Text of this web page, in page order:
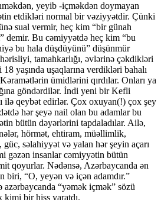
yeyib -içməkdən doymayan
etdikləri normal bir vəziyyətdir. Çünki
sual vermir, heç kim “bir günah
demir. Bu cəmiyyətdə heç kim “bu
bu hala düşdüyünü” düşünmür
tamahkarlığı, əvlərinə çəkdikləri
yaşında uşaqlarına verdikləri bahalı
ümidlərini qırdılar. Onları ya
göndərdilər. İndi yeni bir Kefli
ilə qeybət edirlər. Çox oxuyan(!) çox şey
hər şeyə nail olan bu adamlar bu
bütün dəyərlərini tapdaladılar. Ailə,
hörmət, ehtiram, müəllimlik,
səlahiyyət və yalan hər şeyin açarı
gəzən insanlar cəmiyyətin bütün
qoyurlar. Nədənsə, Azərbaycanda ən
biri, “O, yeyən və içən adamdır.”
azərbaycanda “yəmək içmək” sözü
kimi bir hiss yaratdı.